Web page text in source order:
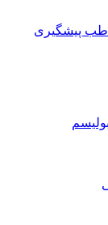
پیشگیری